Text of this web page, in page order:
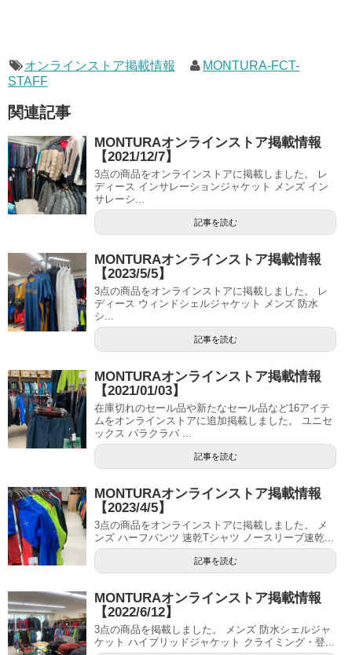
オンラインストア掲載情報
MONTURA-FCT-
STAFF
関連記事
MONTURAオンラインストア掲載情報
【2021/12/7】
3点の商品をオンラインストアに掲載しました。 レ
ディース インサレーションジャケット メンズ イン
サレーシ...
記事を読む
MONTURAオンラインストア掲載情報
【2023/5/5】
3点の商品をオンラインストアに掲載しました。 レ
ディース ウィンドシェルジャケット メンズ 防水
シ...
記事を読む
MONTURAオンラインストア掲載情報
【2021/01/03】
在庫切れのセール品や新たなセール品など16アイテ
ムをオンラインストアに追加掲載しました。 ユニセ
ックス バラクラバ ...
記事を読む
MONTURAオンラインストア掲載情報
【2023/4/5】
3点の商品をオンラインストアに掲載しました。 メ
ンズ ハーフパンツ 速乾Tシャツ ノースリーブ速乾...
記事を読む
MONTURAオンラインストア掲載情報
【2022/6/12】
3点の商品を掲載しました。 メンズ 防水シェルジャ
ケット ハイブリッドジャケット クライミング・登...